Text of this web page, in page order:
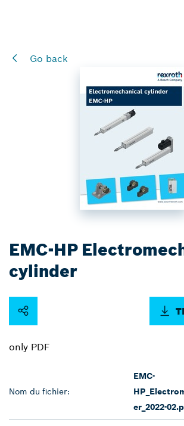
Go back
EMC-HP
cylinder
only PDF
Nom du fichier:
EMC-
er_2022-